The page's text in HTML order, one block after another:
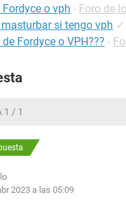
Fordyce o vph - Foro de
si tengo vph ✓
Fordyce o VPH??? -
1 / 1
2023 a las 05:09